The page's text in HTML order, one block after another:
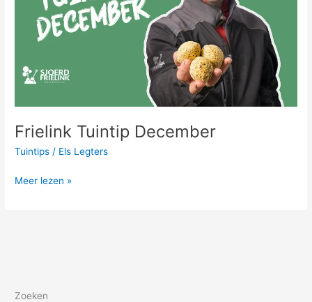
Frielink Tuintip December
Tuintips / Els Legters
Meer lezen »
Zoeken